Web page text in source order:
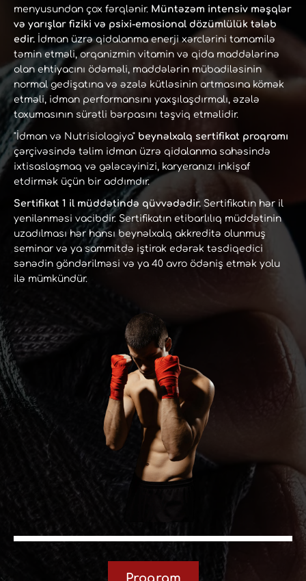
menyusundan çox fərqlənir. Müntəzəm intensiv məşqlər
və yarışlar fiziki və psixi-emosional dözümlülük tələb
edir. İdman üzrə qidalanma enerji xərclərini tamamilə
təmin etməli, orqanizmin vitamin və qida maddələrinə
olan ehtiyacını ödəməli, maddələrin mübadiləsinin
normal gedişatına və əzələ kütləsinin artmasına kömək
etməli, idman performansını yaxşılaşdırmalı, əzələ
toxumasının sürətli bərpasını təşviq etməlidir.
"İdman və Nutrisiologiya" beynəlxalq sertifikat proqramı
çərçivəsində təlim idman üzrə qidalanma sahəsində
ixtisaslaşmaq və gələcəyinizi, karyeranızı inkişaf
etdirmək üçün bir addımdır.
Sertifikat 1 il müddətində qüvvədədir. Sertifikatın hər il
yenilənməsi vacibdir. Sertifikatın etibarlılıq müddətinin
uzadılması hər hansı beynəlxalq akkreditə olunmuş
seminar və ya sammitdə iştirak edərək təsdiqedici
sənədin göndərilməsi və ya 40 avro ödəniş etmək yolu
ilə mümkündür.
Proqram